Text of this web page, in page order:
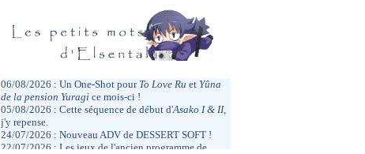
06/08/2026 :Un One-Shot pour To Love Ru et Yûna
de la pension Yuragi ce mois-ci !
05/08/2026 :Cette séquence de début d'Asako I & II,
j'y repense.
24/07/2026 :Nouveau ADV de DESSERT SOFT !
22/07/2026 :Les jeux de l'ancien programme de